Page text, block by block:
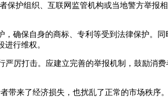
护组织、互联网监管机构或当地警方举报相
保自身的商标、专利等受到法律保护。同
行维权。
打击。应建立完善的举报机制，鼓励消费
来了经济损失，也扰乱了正常的市场秩序